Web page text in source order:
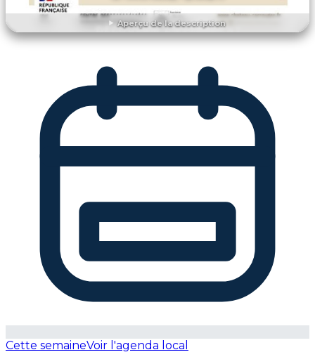
Aperçu de la description
DÉCOUVRIR L'ÉVÉNEMENT
Cette semaineVoir l'agenda local